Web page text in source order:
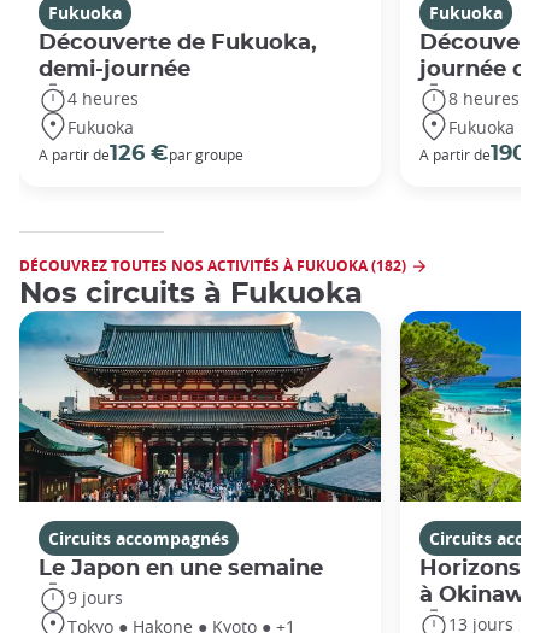
Fukuoka
Découverte de Fukuoka,
demi-journée
4 heures
Fukuoka
A partir de126 €par groupe
Fukuoka
journée
8 heures
Fukuoka
A partir de190
DÉCOUVREZ TOUTES NOS ACTIVITÉS À FUKUOKA (182)
Nos circuits à Fukuoka
Circuits accompagnés
Le Japon en une semaine
9 jours
Tokyo ● Hakone ● Kyoto ● +1
Circuits
Horizons
à Okinawa
13 jours